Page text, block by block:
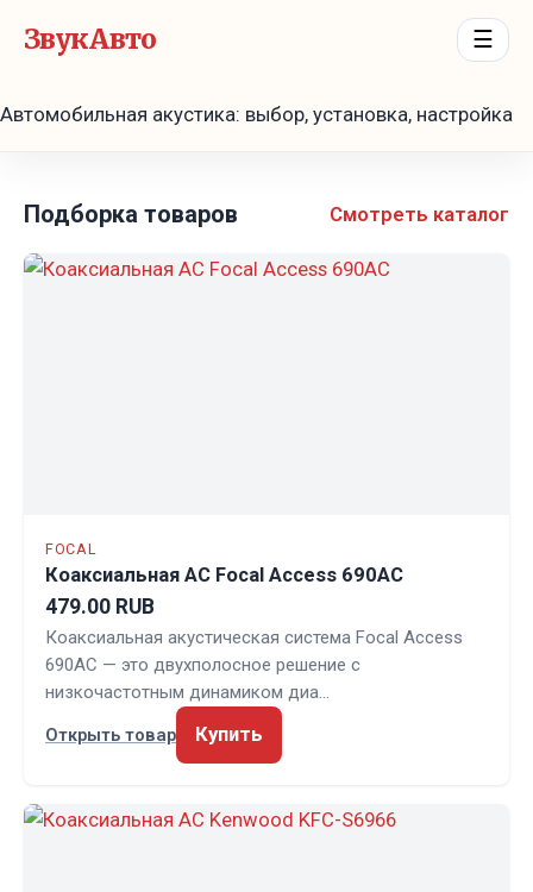
ЗвукАвто ☰
Автомобильная акустика: выбор, установка, настройка
Подборка товаров Смотреть каталог
FOCAL
Коаксиальная АС Focal Access 690AC
479.00 RUB
Коаксиальная акустическая система Focal Access
690AC — это двухполосное решение с
низкочастотным динамиком диа…
Открыть товар
Купить